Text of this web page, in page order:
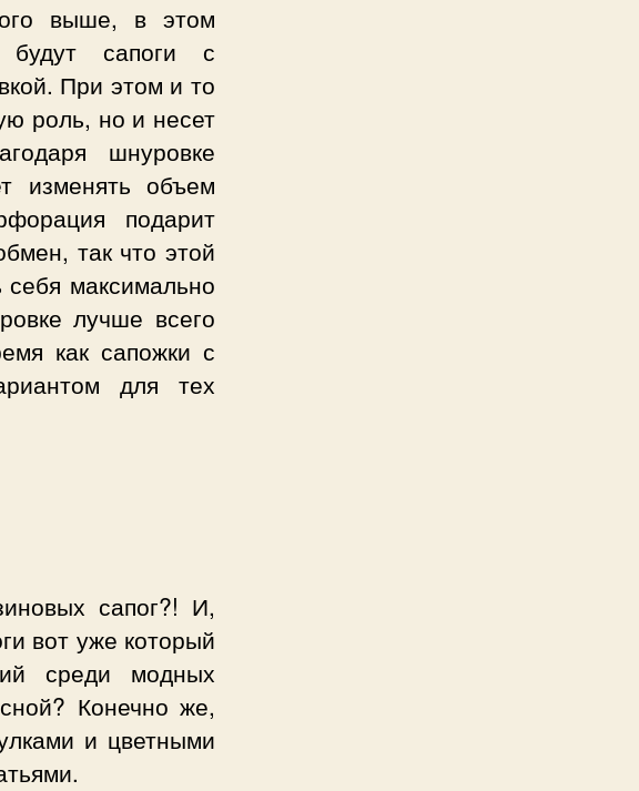
выше, в этом
будут сапоги с
При этом и то
роль, но и несет
шнуровке
изменять объем
подарит
так что этой
себя максимально
лучше всего
как сапожки с
для тех
сапог?! И,
вот уже который
среди модных
Конечно же,
и цветными